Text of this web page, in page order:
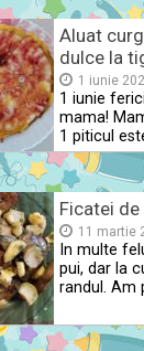
Aluat
dulce la
1 iunie
1 iunie
mama!
1 piticul
Ficatei
11 martie
In multe
pui, dar la
randul. Am